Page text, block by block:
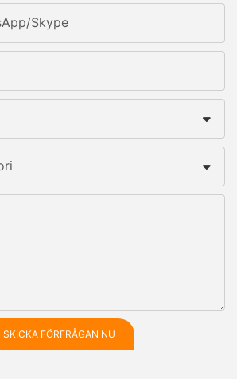
skype
SKICKA FÖRFRÅGAN NU